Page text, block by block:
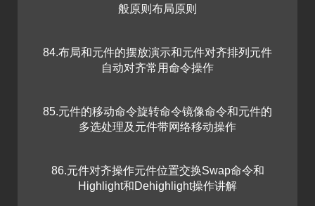
般原则布局原则
84.布局和元件的摆放演示和元件对齐排列元件
自动对齐常用命令操作
85.元件的移动命令旋转命令镜像命令和元件的
多选处理及元件带网络移动操作
86.元件对齐操作元件位置交换Swap命令和
Highlight和Dehighlight操作讲解